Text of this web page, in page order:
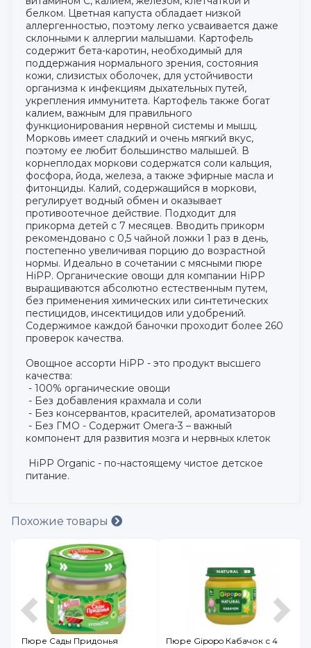
белком. Цветная капуста обладает низкой
аллергенностью, поэтому легко усваивается даже
склонными к аллергии малышами. Картофель
содержит бета-каротин, необходимый для
поддержания нормального зрения, состояния
кожи, слизистых оболочек, для устойчивости
организма к инфекциям дыхательных путей,
укрепления иммунитета. Картофель также богат
калием, важным для правильного
функционирования нервной системы и мышц.
Морковь имеет сладкий и очень мягкий вкус,
поэтому ее любит большинство малышей. В
корнеплодах моркови содержатся соли кальция,
фосфора, йода, железа, а также эфирные масла и
фитонциды. Калий, содержащийся в моркови,
регулирует водный обмен и оказывает
противоотечное действие. Подходит для
прикорма детей с 7 месяцев. Вводить прикорм
рекомендовано с 0,5 чайной ложки 1 раз в день,
постепенно увеличивая порцию до возрастной
нормы. Идеально в сочетании с мясными пюре
HiPP. Органические овощи для компании HiPP
выращиваются абсолютно естественным путем,
без применения химических или синтетических
пестицидов, инсектицидов или удобрений.
Содержимое каждой баночки проходит более 260
проверок качества.
Овощное ассорти HiPP - это продукт высшего
качества:
- 100% органические овощи
- Без добавления крахмала и соли
- Без консервантов, красителей, ароматизаторов
- Без ГМО - Содержит Омега-3 – важный
компонент для развития мозга и нервных клеток
HiPP Organic - по-настоящему чистое детское
питание.
Похожие товары
Пюре Сады Придонья
Пюре Gipopo Кабачок с 4